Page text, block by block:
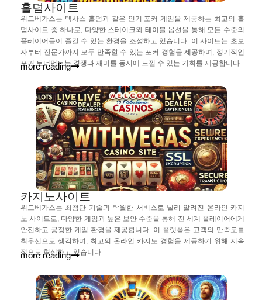
홀덤사이트
위드베가스는 텍사스 홀덤과 같은 인기 포커 게임을 제공하는 최고의 홀
덤사이트 중 하나로, 다양한 스테이크와 테이블 옵션을 통해 모든 수준의
플레이어들이 즐길 수 있는 환경을 조성하고 있습니다. 이 사이트는 초보
자부터 전문가까지 모두 만족할 수 있는 포커 경험을 제공하며, 정기적인
포커 토너먼트는 경쟁과 재미를 동시에 느낄 수 있는 기회를 제공합니다.
more reading
카지노사이트
위드베가스는 최첨단 기술과 탁월한 서비스로 널리 알려진 온라인 카지
노 사이트로, 다양한 게임과 높은 보안 수준을 통해 전 세계 플레이어에게
안전하고 공정한 게임 환경을 제공합니다. 이 플랫폼은 고객의 만족도를
최우선으로 생각하며, 최고의 온라인 카지노 경험을 제공하기 위해 지속
적으로 혁신하고 있습니다.
more reading